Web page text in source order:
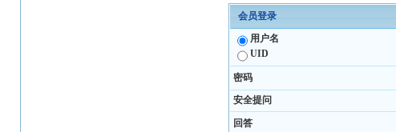
会员登录
用户名
UID
密码
安全提问
回答